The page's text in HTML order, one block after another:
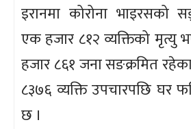
इरानमा कोरोना भाइरसको
एक हजार ८१२ व्यक्तिको मृत्यु
हजार ८६१ जना सङक्रमित
८३७६ व्यक्ति उपचारपछि घर
छ ।